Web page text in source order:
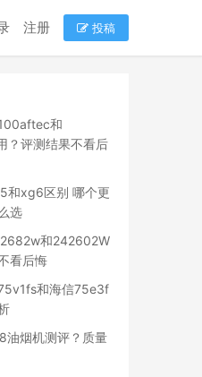
注册 投稿
和
评测结果不看后
和xg6区别 哪个更
选
和242602W
看后悔
和海信75e3f
油烟机测评？质量